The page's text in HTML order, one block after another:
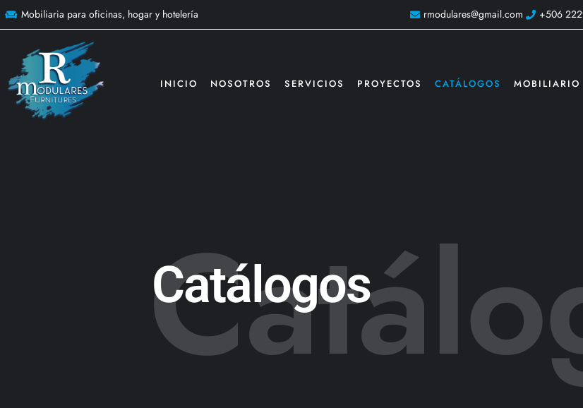
Mobiliaria para oficinas, hogar y hotelería rmodulares@gmail.com +506
INICIO NOSOTROS SERVICIOS PROYECTOS CATÁLOGOS MOBILIARIO
Catálogos